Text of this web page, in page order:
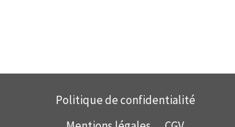
Politique de confidentialité